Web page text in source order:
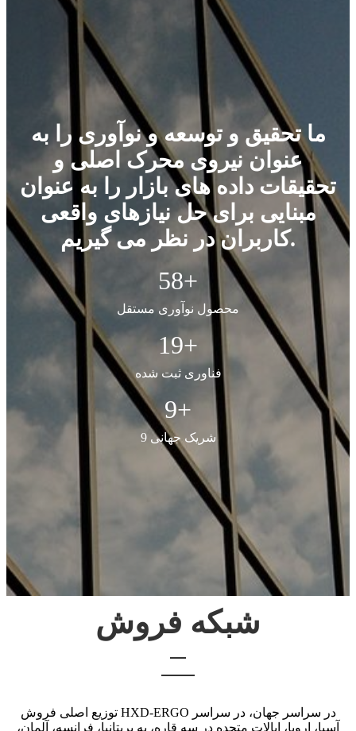
ما تحقیق و توسعه و نوآوری را به
عنوان نیروی محرک اصلی و
تحقیقات داده های بازار را به عنوان
مبنایی برای حل نیازهای واقعی
کاربران در نظر می گیریم.
58+
محصول نوآوری مستقل
19+
فناوری ثبت شده
9+
شریک جهانی 9
شبکه فروش
توزیع اصلی فروش HXD-ERGO در سراسر جهان، در سراسر
آسیا، اروپا، ایالات متحده در سه قاره، به بریتانیا، فرانسه، آلمان،